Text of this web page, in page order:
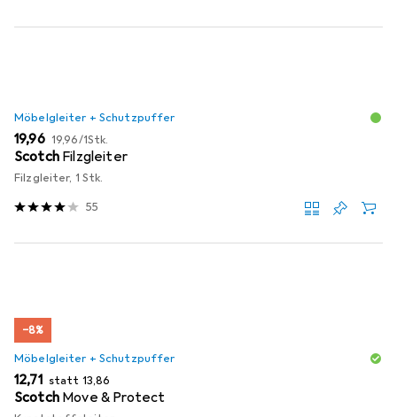
Möbelgleiter + Schutzpuffer
EUR
19,96 EUR
19,96/1Stk.
Scotch Filzgleiter
Filzgleiter, 1 Stk.
55
−8%
Möbelgleiter + Schutzpuffer
EUR
12,71 statt EUR
13,86
Scotch Move & Protect